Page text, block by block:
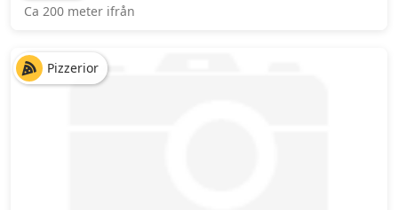
Ca 200 meter ifrån
Pizzerior